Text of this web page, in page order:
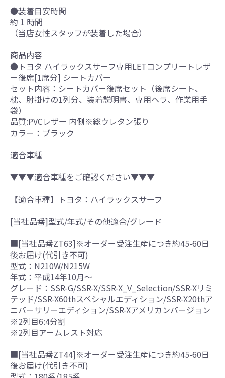
●装着目安時間
約 1 時間
（当店女性スタッフが装着した場合）
商品内容
●トヨタ ハイラックスサーフ専用LETコンプリートレザ
ー後席[1席分] シートカバー
セット内容：シートカバー後席セット（後席シート、
枕、肘掛けの1列分、装着説明書、専用ヘラ、作業用手
袋）
品質:PVCレザー 内側※総ウレタン張り
カラー：ブラック
適合車種
▼▼▼適合車種をご確認ください▼▼▼
【適合車種】トヨタ：ハイラックスサーフ
[当社品番]型式/年式/その他適合/グレード
■[当社品番ZT63]※オーダー受注生産につき約45-60日
後お届け(代引き不可)
型式：N210W/N215W
年式：平成14年10月～
グレード：SSR-G/SSR-X/SSR-X_V_Selection/SSR-Xリミ
テッド/SSR-X60thスペシャルエディション/SSR-X20thア
ニバーサリーエディション/SSR-Xアメリカンバージョン
※2列目6:4分割
※2列目アームレスト対応
■[当社品番ZT44]※オーダー受注生産につき約45-60日
後お届け(代引き不可)